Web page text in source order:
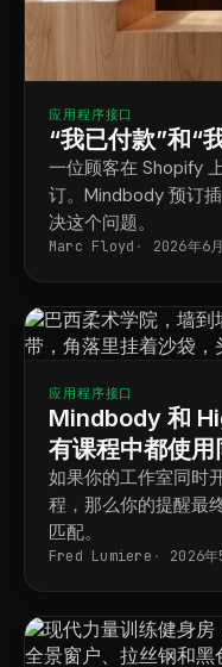
应用程序接口
“我已付款”和“
一位顾客在 Shopify
订。Mindbody 预订
决这个问题。
Marc Floyd 2026年6
应用程序接口
Mindbody 和
有课程中都使
如果你的工作室同时
程，那么你的提醒最
匹配。
Fred Lumiere 2026年